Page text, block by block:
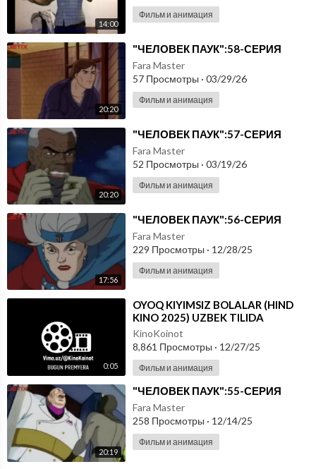
14:00
Фильм и анимация
20:20
⁣"ЧЕЛОВЕК ПАУК":58-СЕРИЯ
Fara Master
57 Просмотры · 03/29/26
Фильм и анимация
20:20
⁣"ЧЕЛОВЕК ПАУК":57-СЕРИЯ
Fara Master
52 Просмотры · 03/19/26
Фильм и анимация
17:56
⁣"ЧЕЛОВЕК ПАУК":56-СЕРИЯ
Fara Master
229 Просмотры · 12/28/25
Фильм и анимация
0:05
⁣OYOQ KIYIMSIZ BOLALAR (HIND
KINO 2025) UZBEK TILIDA
KinoKoinot
8,861 Просмотры · 12/27/25
Фильм и анимация
20:19
⁣"ЧЕЛОВЕК ПАУК":55-СЕРИЯ
Fara Master
258 Просмотры · 12/14/25
Фильм и анимация